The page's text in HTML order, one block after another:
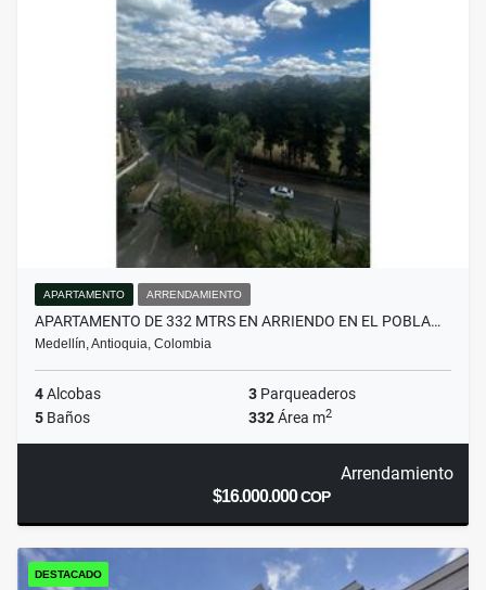
APARTAMENTO ARRENDAMIENTO
APARTAMENTO DE 332 MTRS EN ARRIENDO EN EL POBLA…
Medellín, Antioquia, Colombia
4Alcobas 3 Parqueaderos
5 Baños 332Área m2
Arrendamiento
$16.000.000COP
DESTACADO